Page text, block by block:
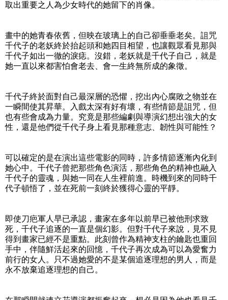
取出重要之人為少女時代的她留下的肖像。
畫中的她青春依舊，但映在玻璃上的自己卻垂垂老矣。詛咒
千代子的老妖終於抬起頭和她四目相望，也讓觀眾看見那與
千代子如出一徹的淚痣。沒錯，老妖就是千代子自己，就是
她一直以來都害怕會老去、會一生終無所成的象徵。
千代子終於面對自己最深層的恐懼，挖出內心腐敗之物並在
一瞬間使其昇華。入戲太深有好有壞，有些情節是詛咒，但
也有些會成為力量。究竟是那些編劇與導演幻想出強大的女
性，還是他們從千代子身上看見那種意志、韌性與可能性？
可以確定的是在演出這些電影的同時，許多情節逐漸內化到
她心中。千代子曾把那些角色演活，那些角色的精神也融入
千代子的靈魂，與她一同在人生裡前進。時機到來的同時千
代子頓悟了，並在死前一刻終於獲得心靈的平靜。
即使刀疤軍人早已承認，畫家在多年以前早已被他刑求致
死，千代子追逐的一直是個幻影。但對千代子來說，見不見
得到畫家已經不是重點。此刻曾作為精神支柱的鑰匙也重回
手中，伴隨鮮活起來的回憶，千代子再次成為可以為愛奮力
前行的女人。只不過她愛的不是某個追逐理想的男人，而是
永不放棄追逐理想的自己。